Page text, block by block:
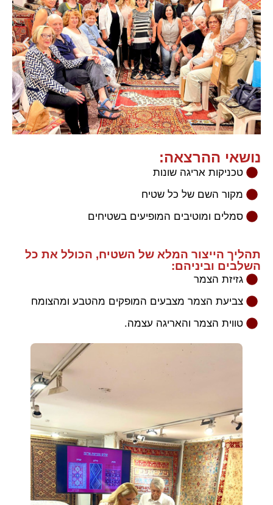
נושאי ההרצאה:
טכניקות אריגה שונות
מקור השם של כל שטיח
סמלים ומוטיבים המופיעים בשטיחים
תהליך הייצור המלא של השטיח, הכולל את כל
השלבים וביניהם:
גזיזת הצמר
צביעת הצמר מצבעים המופקים מהטבע ומהצומח
טווית הצמר והאריגה עצמה.